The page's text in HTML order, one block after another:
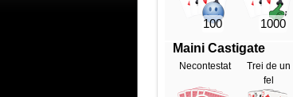
100 1000
Maini Castigate
Necontestat
Trei de un
fel